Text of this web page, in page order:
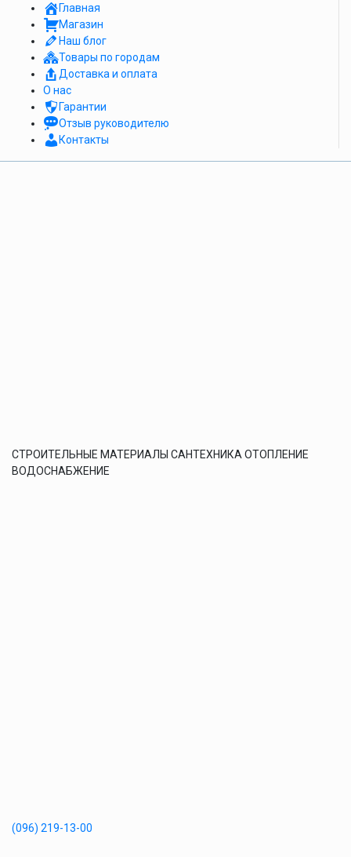
Главная
Магазин
Наш блог
Товары по городам
Доставка и оплата
О нас
Гарантии
Отзыв руководителю
Контакты
СТРОИТЕЛЬНЫЕ МАТЕРИАЛЫ САНТЕХНИКА ОТОПЛЕНИЕ
ВОДОСНАБЖЕНИЕ
(096) 219-13-00